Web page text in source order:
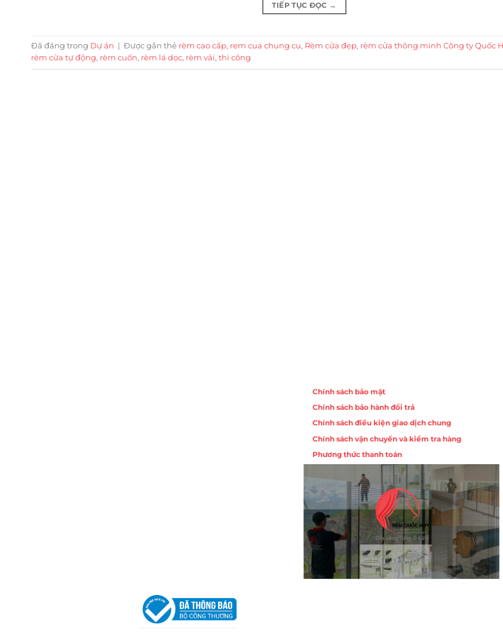
TIẾP TỤC ĐỌC →
Đã đăng trong Dự án | Được gắn thẻ rèm cao cấp, rem cua chung cu, Rèm cửa đẹp, rèm cửa thông minh Công ty Quốc
rèm cửa tự động, rèm cuốn, rèm lá dọc, rèm vải, thi công
Chính sách bảo mật
Chính sách bảo hành đổi trả
Chính sách điều kiện giao dịch chung
Chính sách vận chuyển và kiểm tra hàng
Phương thức thanh toán